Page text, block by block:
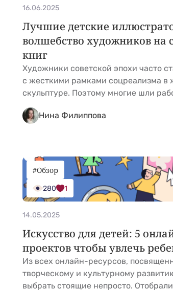
16.06.2025
Лучшие детские
волшебство художников на
книг
Художники советской эпохи часто
с жесткими рамками соцреализма в
скульптуре. Поэтому многие шли
журналы и детские издательства, где
раскрывали свой талант. Сегодня
уверенно подхватывают эстафету.
ярких иллюстраторов, которые
детскую библиотеку. Игорь
&hellip; <a href="https://kidgu.ru/
detskie-illyustratory-hudozhniki/
Нина Филиппова
#Обзор
280 1
14.05.2025
Искусство для детей: 5
проектов чтобы увлечь
Из всех онлайн-ресурсов,
творческому и культурному
выбрать стоящие непросто.